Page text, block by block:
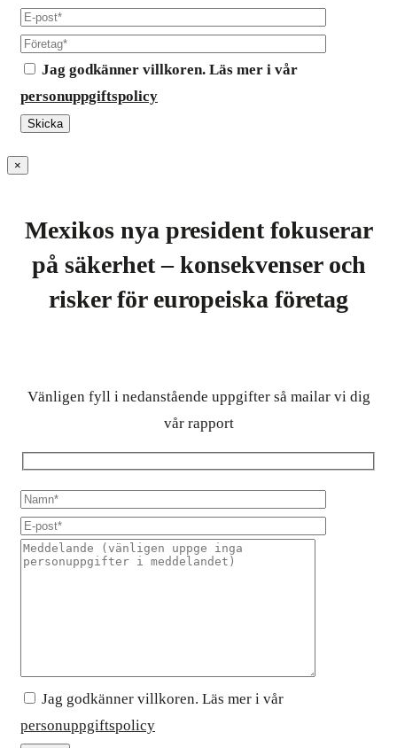
Jag godkänner villkoren. Läs mer i vår
personuppgiftspolicy
×
Mexikos nya president fokuserar
på säkerhet – konsekvenser och
risker för europeiska företag
Vänligen fyll i nedanstående uppgifter så mailar vi dig
vår rapport
Jag godkänner villkoren. Läs mer i vår
personuppgiftspolicy